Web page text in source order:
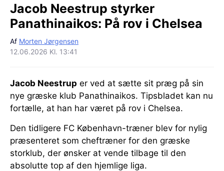
Jacob Neestrup styrker
Panathinaikos: På rov i Chelsea
Af Morten Jørgensen
12.06.2026 Kl. 13:41
Jacob Neestrup er ved at sætte sit præg på sin
nye græske klub Panathinaikos. Tipsbladet kan nu
fortælle, at han har været på rov i Chelsea.
Den tidligere FC København-træner blev for nylig
præsenteret som cheftræner for den græske
storklub, der ønsker at vende tilbage til den
absolutte top af den hjemlige liga.